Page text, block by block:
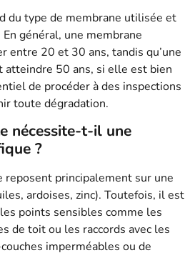
du type de membrane utilisée et
général, une membrane
entre 20 et 30 ans, tandis qu’une
atteindre 50 ans, si elle est bien
de procéder à des inspections
toute dégradation.
nécessite-t-il une
?
reposent principalement sur une
ardoises, zinc). Toutefois, il est
points sensibles comme les
de toit ou les raccords avec les
imperméables ou de